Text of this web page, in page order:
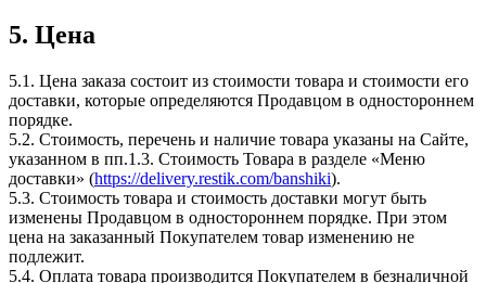
5. Цена
5.1. Цена заказа состоит из стоимости товара и стоимости его
доставки, которые определяются Продавцом в одностороннем
порядке.
5.2. Стоимость, перечень и наличие товара указаны на Сайте,
указанном в пп.1.3. Стоимость Товара в разделе «Меню
доставки» (https://delivery.restik.com/banshiki).
5.3. Стоимость товара и стоимость доставки могут быть
изменены Продавцом в одностороннем порядке. При этом
цена на заказанный Покупателем товар изменению не
подлежит.
5.4. Оплата товара производится Покупателем в безналичной